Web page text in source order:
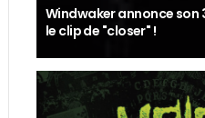
Windwaker annonce
le clip de "closer" !